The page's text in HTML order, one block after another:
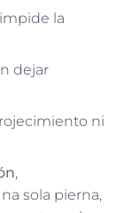
la
dejar
ni
,
sola pierna,